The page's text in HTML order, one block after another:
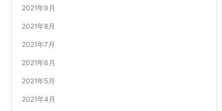
2021年9月
2021年8月
2021年7月
2021年6月
2021年5月
2021年4月